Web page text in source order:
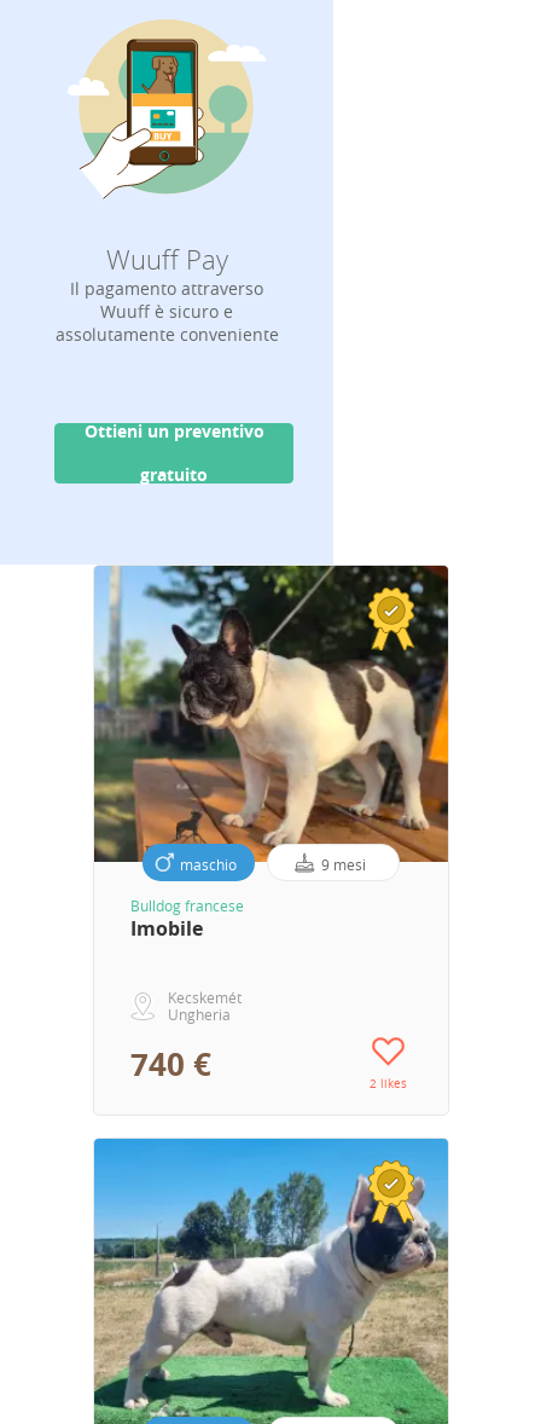
Wuuff Pay
Il pagamento attraverso
Wuuff è sicuro e
assolutamente conveniente
Ottieni un preventivo
gratuito
maschio 9 mesi
Bulldog francese
Imobile
Kecskemét
Ungheria
740 € 2 likes